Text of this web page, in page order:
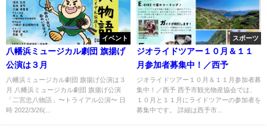
イベント
八幡浜ミュージカル劇団 旗揚げ
公演は３月
八幡浜ミュージカル劇団 旗揚げ公演は３
月 八幡浜ミュージカル劇団 旗揚げ公演
「二宮忠八物語」〜トライアル公演〜 日
時 2022/3/26(...
スポーツ
ジオライドツアー１０月＆１１
月参加者募集中！／西予
ジオライドツアー１０月＆１１月参加者募
集中！／西予 西予市観光物産協会では、
１０月と１１月にライドツアーの参加者を
募集中です。 詳細は西予市...